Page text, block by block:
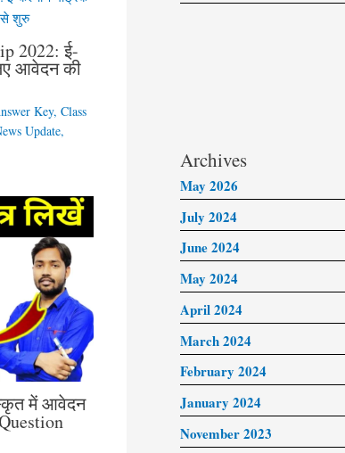
2022: ई-
आवेदन की
Key, Class
Update,
में आवेदन
Archives
May 2026
July 2024
June 2024
May 2024
April 2024
March 2024
February 2024
January 2024
November 2023